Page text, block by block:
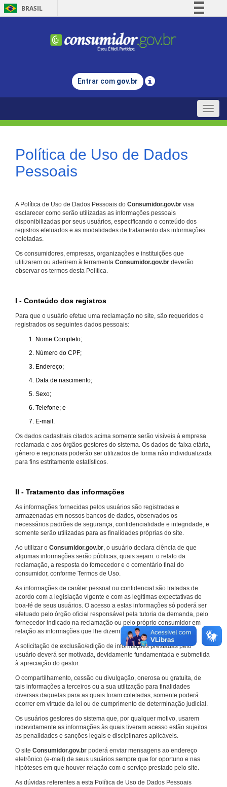
BRASIL
Comunica BR
Legislação
Entrar com gov.br
Toggle
Política de Uso de Dados
Pessoais
A Política de Uso de Dados Pessoais do Consumidor.gov.br visa
esclarecer como serão utilizadas as informações pessoais
disponibilizadas por seus usuários, especificando o conteúdo dos
registros efetuados e as modalidades de tratamento das informações
coletadas.
Os consumidores, empresas, organizações e instituições que
utilizarem ou aderirem à ferramenta Consumidor.gov.br deverão
observar os termos desta Política.
I - Conteúdo dos registros
Para que o usuário efetue uma reclamação no site, são requeridos e
registrados os seguintes dados pessoais:
Nome Completo;
Número do CPF;
Endereço;
Data de nascimento;
Sexo;
Telefone; e
E-mail.
Os dados cadastrais citados acima somente serão visíveis à empresa
reclamada e aos órgãos gestores do sistema. Os dados de faixa etária,
gênero e regionais poderão ser utilizados de forma não individualizada
para fins estritamente estatísticos.
II - Tratamento das informações
As informações fornecidas pelos usuários são registradas e
armazenadas em nossos bancos de dados, observados os
necessários padrões de segurança, confidencialidade e integridade, e
somente serão utilizadas para as finalidades próprias do site.
Ao utilizar o Consumidor.gov.br, o usuário declara ciência de que
algumas informações serão públicas, quais sejam: o relato da
reclamação, a resposta do fornecedor e o comentário final do
consumidor, conforme Termos de Uso.
As informações de caráter pessoal ou confidencial são tratadas de
acordo com a legislação vigente e com as legítimas expectativas de
boa-fé de seus usuários. O acesso a estas informações só poderá ser
efetuado pelo órgão oficial responsável pela tutoria da demanda, pelo
fornecedor indicado na reclamação ou pelo próprio consumidor em
relação as informações que lhe dizem respeito.
A solicitação de exclusão/edição de informações prestadas pelo
usuário deverá ser motivada, devidamente fundamentada e submetida
à apreciação do gestor.
O compartilhamento, cessão ou divulgação, onerosa ou gratuita, de
tais informações a terceiros ou a sua utilização para finalidades
diversas daquelas para as quais foram coletadas, somente poderá
ocorrer em virtude da lei ou de cumprimento de determinação judicial.
Os usuários gestores do sistema que, por qualquer motivo, usarem
indevidamente as informações às quais tiveram acesso estão sujeitos
às penalidades e sanções legais e disciplinares aplicáveis.
O site Consumidor.gov.br poderá enviar mensagens ao endereço
eletrônico (e-mail) de seus usuários sempre que for oportuno e nas
hipóteses em que houver relação com o serviço prestado pelo site.
As dúvidas referentes a esta Política de Uso de Dados Pessoais